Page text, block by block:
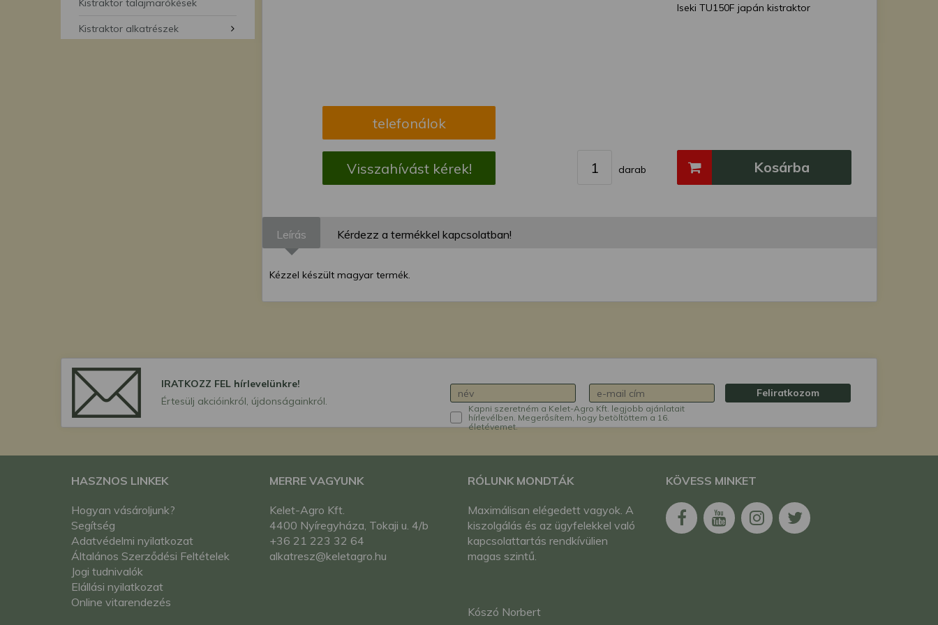
Kistraktor talajmarókések
Kistraktor alkatrészek
telefonálok
Visszahívást kérek!
Iseki TU150F japán kistraktor
darab Kosárba
Leírás Kérdezz a termékkel kapcsolatban!
Kézzel készült magyar termék.
IRATKOZZ FEL hírlevelünkre!
Értesülj akcióinkról, újdonságainkról.
Kapni szeretném a Kelet-Agro Kft. legjobb ajánlatait
hírlevélben. Megerősítem, hogy betöltöttem a 16.
életévemet.
Feliratkozom
HASZNOS LINKEK
Hogyan vásároljunk?
Segítség
Adatvédelmi nyilatkozat
Általános Szerződési Feltételek
Jogi tudnivalók
Elállási nyilatkozat
Online vitarendezés
MERRE VAGYUNK
Kelet-Agro Kft.
4400 Nyíregyháza, Tokaji u. 4/b
+36 21 223 32 64
alkatresz@keletagro.hu
RÓLUNK MONDTÁK
Maximálisan elégedett vagyok. A
kiszolgálás és az ügyfelekkel való
kapcsolattartás rendkívülien
magas szintű.
Kószó Norbert
KÖVESS MINKET